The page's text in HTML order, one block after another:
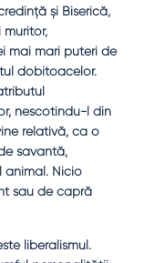
şi Biserică,
mai mari puteri de
dobitoacelor.
nescotindu-l din
relativă, ca o
savantă,
animal. Nicio
sau de capră
liberalismul.